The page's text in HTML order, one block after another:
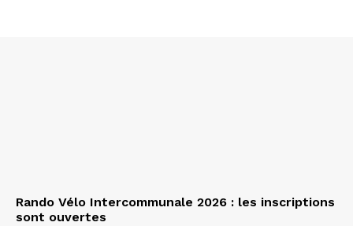
Rando Vélo Intercommunale 2026 : les inscriptions
sont ouvertes